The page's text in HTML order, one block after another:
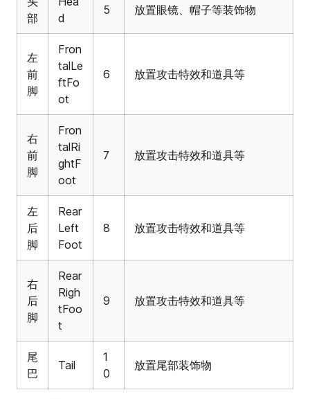
部
d
5 放置眼镜、帽子等装饰物
左
前
脚
Fron
talLe
ftFo
ot
6 放置攻击特效和道具等
右
前
脚
Fron
talRi
ghtF
oot
7 放置攻击特效和道具等
左
后
脚
Rear
Left
Foot
8 放置攻击特效和道具等
右
后
脚
Rear
Righ
tFoo
t
9 放置攻击特效和道具等
尾
巴
Tail
1
0
放置尾部装饰物